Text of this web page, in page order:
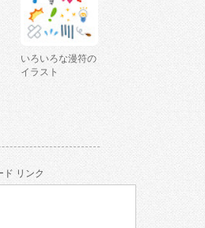
いろいろな漫符の
イラスト
ド リンク